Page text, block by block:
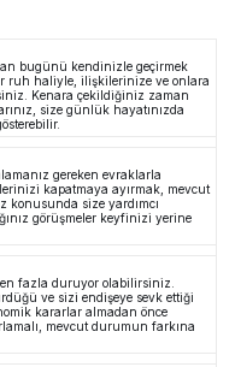
bugünü kendinizle geçirmek
ruh haliyle, ilişkilerinize ve onlara
Kenara çekildiğiniz zaman
size günlük hayatınızda
gereken evraklarla
kapatmaya ayırmak, mevcut
konusunda size yardımcı
görüşmeler keyfinizi yerine
fazla duruyor olabilirsiniz.
ve sizi endişeye sevk ettiği
kararlar almadan önce
mevcut durumun farkına